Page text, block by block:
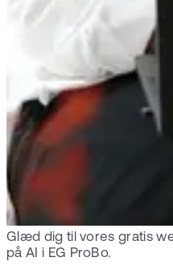
Glæd dig til vores gratis
på AI i EG ProBo.